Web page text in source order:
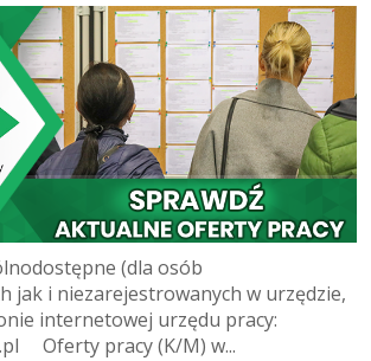
(dla osób
jak i niezarejestrowanych w urzędzie,
internetowej urzędu pracy:
Oferty pracy (K/M) w...